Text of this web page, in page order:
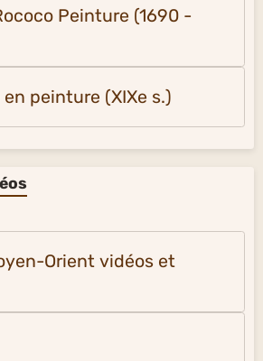
Peinture (1690 -
peinture (XIXe s.)
Orient vidéos et